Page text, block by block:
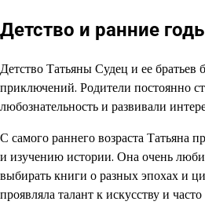
Детство и ранние
Детство Татьяны Судец и ее
приключений. Родители постоянно
любознательность и развивали
С самого раннего возраста Татьяна
и изучению истории. Она очень
выбирать книги о разных эпохах и
проявляла талант к искусству и